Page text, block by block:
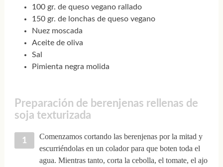
100 gr. de queso vegano rallado
150 gr. de lonchas de queso vegano
Nuez moscada
Aceite de oliva
Sal
Pimienta negra molida
Preparación de berenjenas rellenas de
soja texturizada
Comenzamos cortando las berenjenas por la mitad y
escurriéndolas en un colador para que boten toda el
agua. Mientras tanto, corta la cebolla, el tomate, el ajo